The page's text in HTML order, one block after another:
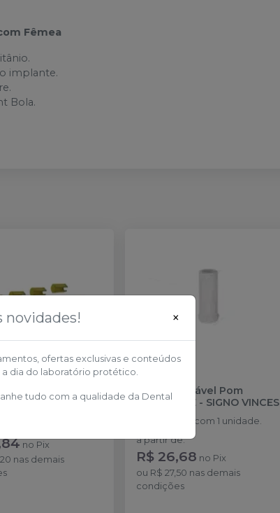
Fêmea
implante.
Bola.
Amarela
SIGNO
no Pix
nas demais
Ucla Calcinável Pom
Injetada HE- SIGNO VINCES
Embalagem com 1 unidade.
a partir de:
R$ 26,68 no Pix
ou R$ 27,50 nas demais
condições
novidades! ×
ofertas exclusivas e conteúdos
a dia do laboratório protético.
tudo com a qualidade da Dental